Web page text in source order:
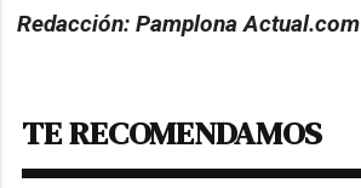
Redacción: Pamplona Actual.com
TE RECOMENDAMOS